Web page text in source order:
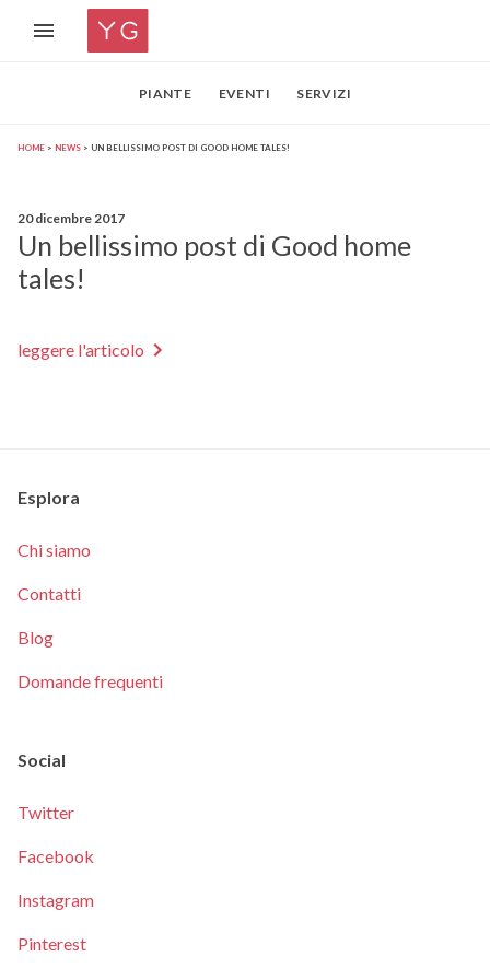
PIANTE EVENTI SERVIZI
HOME NEWS UN BELLISSIMO POST DI GOOD HOME TALES!
20 dicembre 2017
Un bellissimo post di Good home
tales!
leggere l'articolo
Esplora
Chi siamo
Contatti
Blog
Domande frequenti
Social
Twitter
Facebook
Instagram
Pinterest